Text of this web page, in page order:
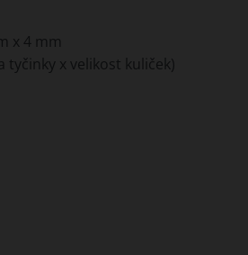
x 4 mm
tyčinky x velikost kuliček)